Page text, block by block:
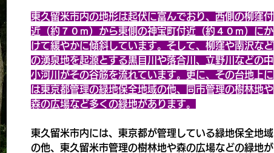
東久留米市内の地形は起伏に富んでおり、西側の柳窪付
近（約７０ｍ）から東側の神宝町付近（約４０ｍ）にか
けて緩やかに傾斜しています。そして、柳窪や南沢など
の湧泉地を起源とする黒目川や落合川、立野川などの中
小河川がその谷筋を流れています。更に、その台地上に
は東京都管理の緑地保全地域の他、同市管理の樹林地や
森の広場など多くの緑地があります。
東久留米市内には、東京都が管理している緑地保全地域
の他、東久留米市管理の樹林地や森の広場などの緑地が